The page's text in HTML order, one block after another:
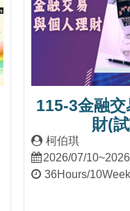
115-3金融
財(
柯伯琪
2026/07/
36Hours/